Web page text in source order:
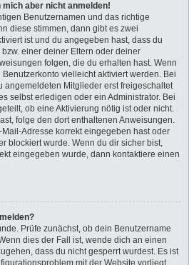
aber nicht anmelden!
Benutzernamen und das richtige
diese stimmen, dann gibt es zwei
ist und du angegeben hast, dass du
einer deiner Eltern oder deiner
folgen, die du erhalten hast. Wenn
vielleicht aktiviert werden. Bei
angemeldeten Mitglieder erst freigeschaltet
selbst erledigen oder ein Administrator. Bei
ob eine Aktivierung nötig ist oder nicht.
folge den dort enthaltenen Anweisungen.
Adresse korrekt eingegeben hast oder
blockiert wurde. Wenn du dir sicher bist,
eingegeben wurde, dann kontaktiere einen
Prüfe zunächst, ob dein Benutzername
dies der Fall ist, wende dich an einen
dass du nicht gesperrt wurdest. Es ist